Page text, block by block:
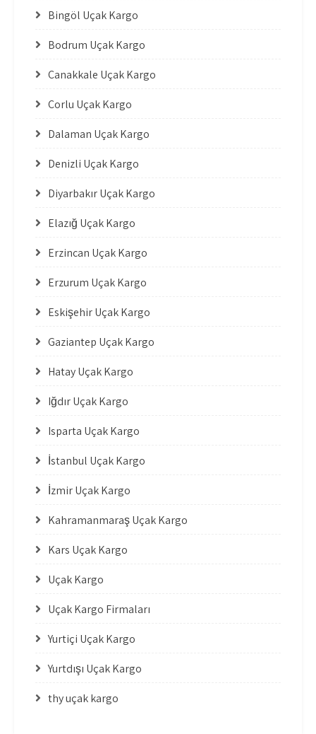
Bingöl Uçak Kargo
Bodrum Uçak Kargo
Çanakkale Uçak Kargo
Çorlu Uçak Kargo
Dalaman Uçak Kargo
Denizli Uçak Kargo
Diyarbakır Uçak Kargo
Elazığ Uçak Kargo
Erzincan Uçak Kargo
Erzurum Uçak Kargo
Eskişehir Uçak Kargo
Gaziantep Uçak Kargo
Hatay Uçak Kargo
Iğdır Uçak Kargo
Isparta Uçak Kargo
İstanbul Uçak Kargo
İzmir Uçak Kargo
Kahramanmaraş Uçak Kargo
Kars Uçak Kargo
Uçak Kargo
Uçak Kargo Firmaları
Yurtiçi Uçak Kargo
Yurtdışı Uçak Kargo
thy uçak kargo